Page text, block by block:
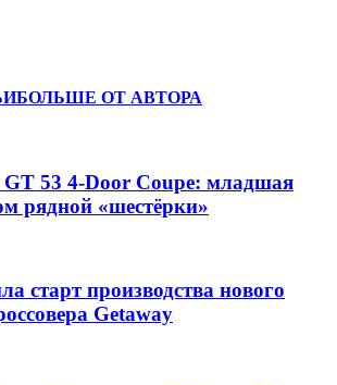
БОЛЬШЕ ОТ АВТОРА
GT 53 4-Door Coupe: младшая
рядной «шестёрки»
старт производства нового
Getaway